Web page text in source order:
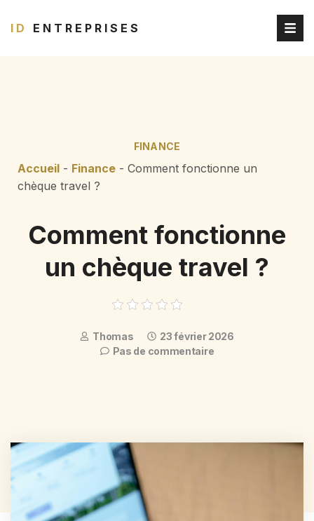
ID ENTREPRISES
FINANCE
Accueil - Finance - Comment fonctionne un
chèque travel ?
Comment fonctionne
un chèque travel ?
Thomas
23 février 2026
Pas de commentaire